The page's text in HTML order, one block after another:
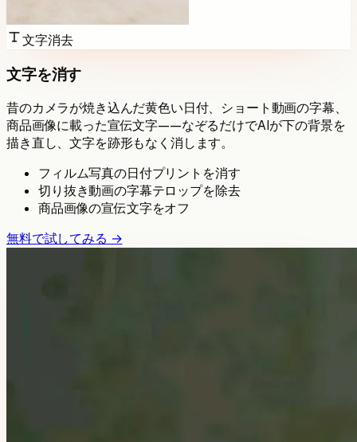
文字消去
文字を消す
昔のカメラが焼き込んだ黄色い日付、ショート動画の字幕、
商品画像に載った宣伝文字——なぞるだけでAIが下の背景を
描き直し、文字を跡形もなく消します。
フィルム写真の日付プリントを消す
切り抜き動画の字幕テロップを除去
商品画像の宣伝文字をオフ
無料で試してみる →